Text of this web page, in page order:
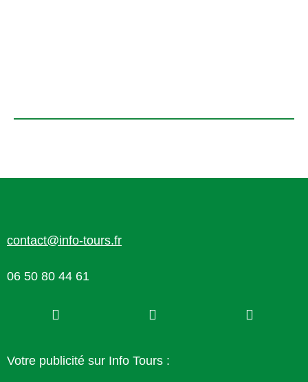
contact@info-tours.fr
06 50 80 44 61
Votre publicité sur Info Tours :